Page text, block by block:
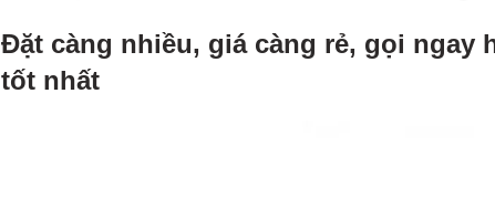
Đặt càng nhiều, giá càng rẻ, gọi ngay
tốt nhất